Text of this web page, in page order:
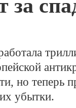
за
но теперь
убытки.